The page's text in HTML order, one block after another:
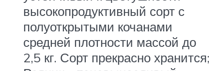
высокопродуктивный сорт с
полуоткрытыми кочанами
средней плотности массой до
2,5 кг. Сорт прекрасно хранится;